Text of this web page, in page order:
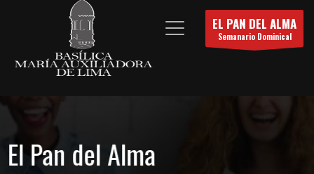
EL PAN DEL ALMA
Semanario Dominical
El Pan del Alma